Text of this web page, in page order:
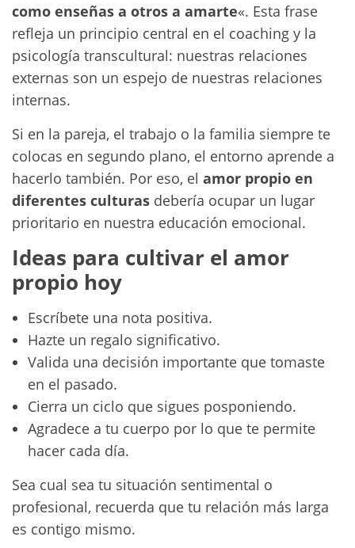
como enseñas a otros a amarte«. Esta frase
refleja un principio central en el coaching y la
psicología transcultural: nuestras relaciones
externas son un espejo de nuestras relaciones
internas.
Si en la pareja, el trabajo o la familia siempre te
colocas en segundo plano, el entorno aprende a
hacerlo también. Por eso, el amor propio en
diferentes culturas debería ocupar un lugar
prioritario en nuestra educación emocional.
Ideas para cultivar el amor
propio hoy
Escríbete una nota positiva.
Hazte un regalo significativo.
Valida una decisión importante que tomaste
en el pasado.
Cierra un ciclo que sigues posponiendo.
Agradece a tu cuerpo por lo que te permite
hacer cada día.
Sea cual sea tu situación sentimental o
profesional, recuerda que tu relación más larga
es contigo mismo.